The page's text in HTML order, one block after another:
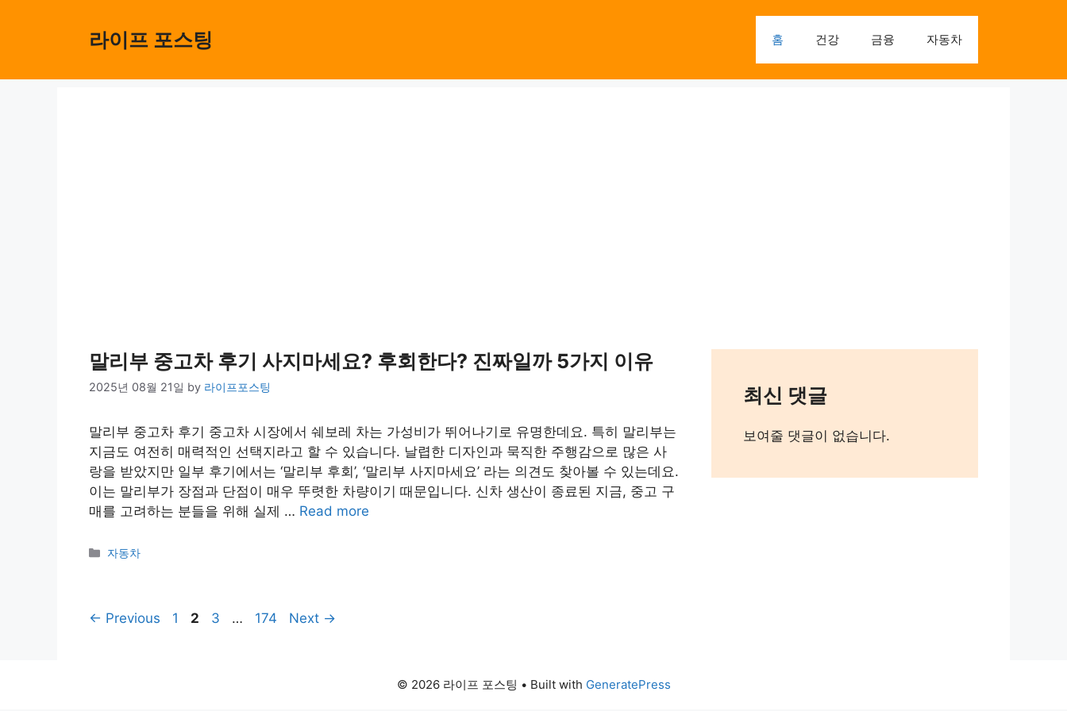
라이프 포스팅 홈 건강 금융 자동차
말리부 중고차 후기 사지마세요? 후회한다? 진짜일까 5가지 이유
2025년 08월 21일 by 라이프포스팅
말리부 중고차 후기 중고차 시장에서 쉐보레 차는 가성비가 뛰어나기로 유명한데요. 특히 말리부는
지금도 여전히 매력적인 선택지라고 할 수 있습니다. 날렵한 디자인과 묵직한 주행감으로 많은 사
랑을 받았지만 일부 후기에서는 ‘말리부 후회’, ‘말리부 사지마세요’ 라는 의견도 찾아볼 수 있는데요.
이는 말리부가 장점과 단점이 매우 뚜렷한 차량이기 때문입니다. 신차 생산이 종료된 지금, 중고 구
매를 고려하는 분들을 위해 실제 … Read more
Categories
자동차
← Previous Page
1 Page
2 Page
3 … Page
174 Next →
최신 댓글
보여줄 댓글이 없습니다.
© 2026 라이프 포스팅 • Built with GeneratePress